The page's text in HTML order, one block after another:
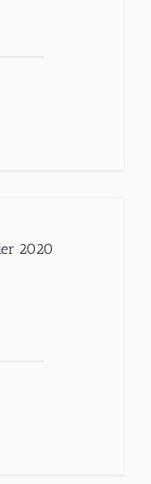
2020